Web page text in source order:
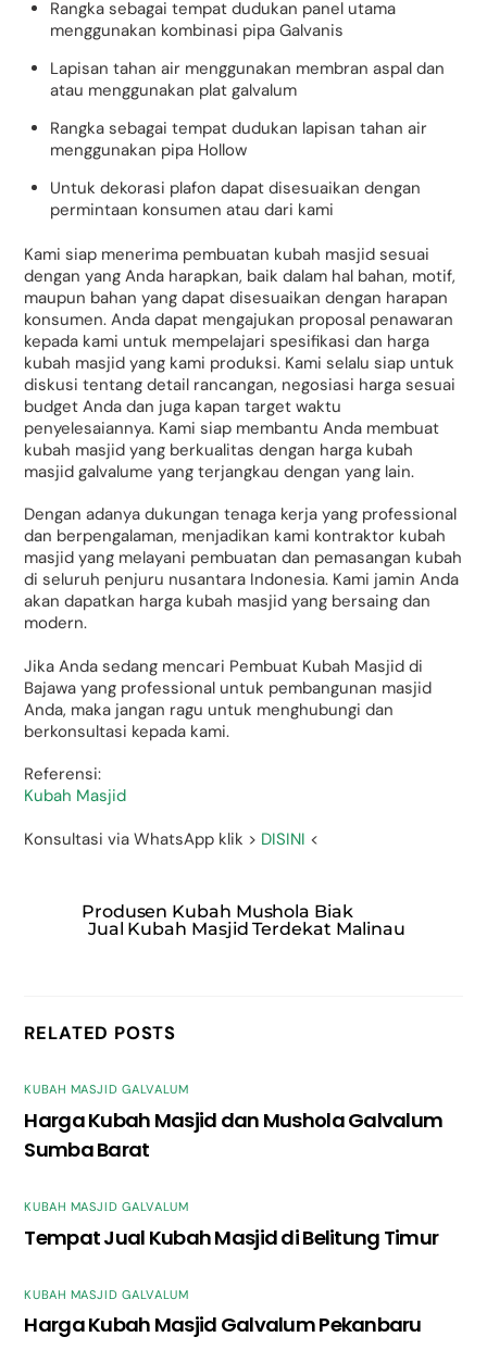
Rangka sebagai tempat dudukan panel utama
menggunakan kombinasi pipa Galvanis
Lapisan tahan air menggunakan membran aspal dan
atau menggunakan plat galvalum
Rangka sebagai tempat dudukan lapisan tahan air
menggunakan pipa Hollow
Untuk dekorasi plafon dapat disesuaikan dengan
permintaan konsumen atau dari kami
Kami siap menerima pembuatan kubah masjid sesuai
dengan yang Anda harapkan, baik dalam hal bahan, motif,
maupun bahan yang dapat disesuaikan dengan harapan
konsumen. Anda dapat mengajukan proposal penawaran
kepada kami untuk mempelajari spesifikasi dan harga
kubah masjid yang kami produksi. Kami selalu siap untuk
diskusi tentang detail rancangan, negosiasi harga sesuai
budget Anda dan juga kapan target waktu
penyelesaiannya. Kami siap membantu Anda membuat
kubah masjid yang berkualitas dengan harga kubah
masjid galvalume yang terjangkau dengan yang lain.
Dengan adanya dukungan tenaga kerja yang professional
dan berpengalaman, menjadikan kami kontraktor kubah
masjid yang melayani pembuatan dan pemasangan kubah
di seluruh penjuru nusantara Indonesia. Kami jamin Anda
akan dapatkan harga kubah masjid yang bersaing dan
modern.
Jika Anda sedang mencari Pembuat Kubah Masjid di
Bajawa yang professional untuk pembangunan masjid
Anda, maka jangan ragu untuk menghubungi dan
berkonsultasi kepada kami.
Referensi:
Kubah Masjid
Konsultasi via WhatsApp klik > DISINI <
Produsen Kubah Mushola Biak
Jual Kubah Masjid Terdekat Malinau
RELATED POSTS
KUBAH MASJID GALVALUM
Harga Kubah Masjid dan Mushola Galvalum
Sumba Barat
KUBAH MASJID GALVALUM
Tempat Jual Kubah Masjid di Belitung Timur
KUBAH MASJID GALVALUM
Harga Kubah Masjid Galvalum Pekanbaru